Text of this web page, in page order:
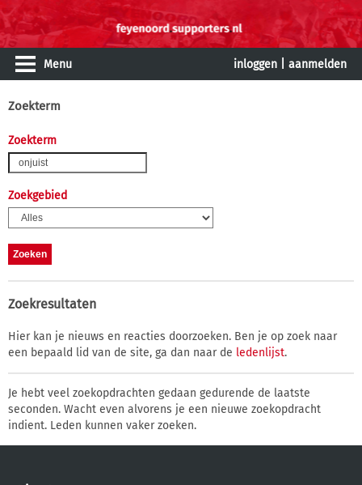
Menu inloggen aanmelden
Zoekterm
Zoekterm
Zoekgebied
Zoekresultaten
Hier kan je nieuws en reacties doorzoeken. Ben je op zoek naar
een bepaald lid van de site, ga dan naar de ledenlijst.
Je hebt veel zoekopdrachten gedaan gedurende de laatste
seconden. Wacht even alvorens je een nieuwe zoekopdracht
indient. Leden kunnen vaker zoeken.